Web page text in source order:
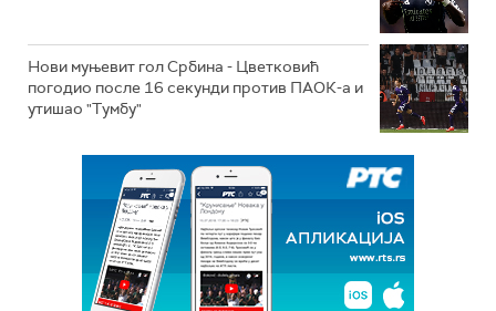
Нови муњевит гол Србина - Цветковић
погодио после 16 секунди против ПАОК-а и
утишао "Тумбу"